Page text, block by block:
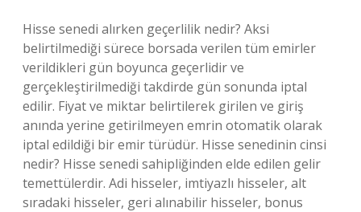
Hisse senedi alırken geçerlilik nedir? Aksi
belirtilmediği sürece borsada verilen tüm emirler
verildikleri gün boyunca geçerlidir ve
gerçekleştirilmediği takdirde gün sonunda iptal
edilir. Fiyat ve miktar belirtilerek girilen ve giriş
anında yerine getirilmeyen emrin otomatik olarak
iptal edildiği bir emir türüdür. Hisse senedinin cinsi
nedir? Hisse senedi sahipliğinden elde edilen gelir
temettülerdir. Adi hisseler, imtiyazlı hisseler, alt
sıradaki hisseler, geri alınabilir hisseler, bonus